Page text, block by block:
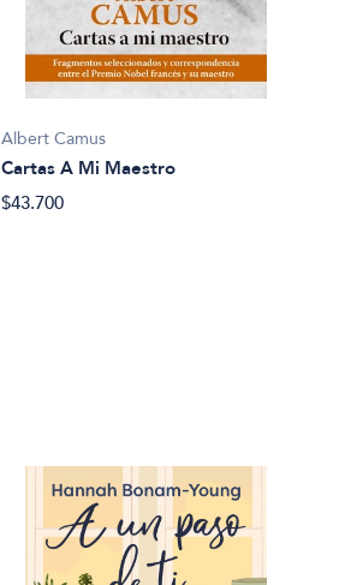
Albert Camus
Cartas A Mi Maestro
$43.700